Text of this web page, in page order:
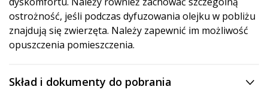
ostrożność, jeśli podczas dyfuzowania olejku w pobliżu
znajdują się zwierzęta. Należy zapewnić im możliwość
opuszczenia pomieszczenia.
Skład i dokumenty do pobrania